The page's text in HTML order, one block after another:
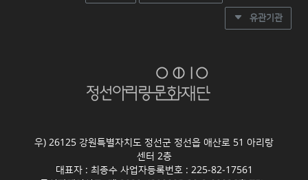
유관기관
우) 26125 강원특별자치도 정선군 정선읍 애산로 51 아리랑
센터 2층
대표자 : 최종수 사업자등록번호 : 225-82-17561